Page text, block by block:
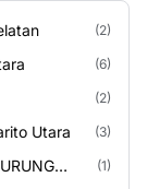
(2)
(6)
(2)
Utara (3)
(1)